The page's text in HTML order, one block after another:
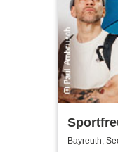
Bayreuth,